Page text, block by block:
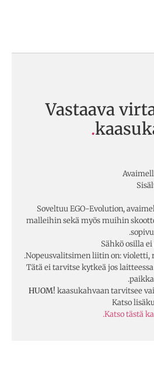
Vastaava
Soveltuu EGO-Evolution,
malleihin sekä myös muihin
Sähkö osilla
Nopeusvalitsimen liitin on: violetti,
Tätä ei tarvitse kytkeä jos
HUOM! kaasukahvaan tarvitsee
Katso
Katso tästä